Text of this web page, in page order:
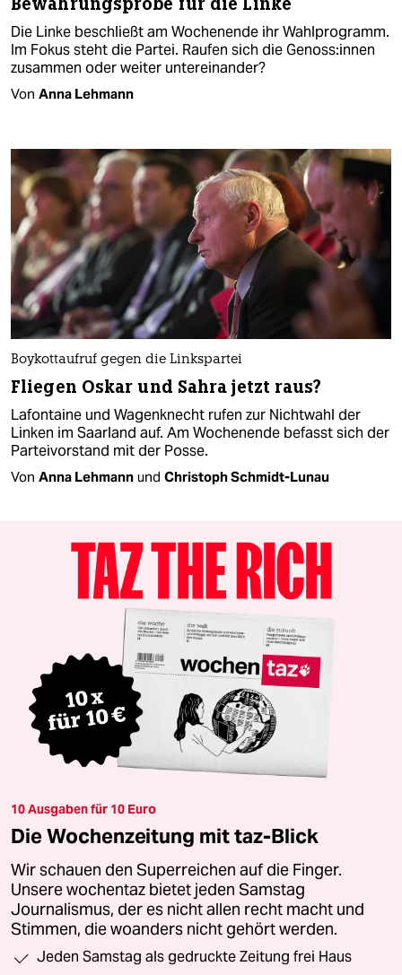
Die Linke beschließt am Wochenende ihr Wahlprogramm.
Im Fokus steht die Partei. Raufen sich die Ge­nos­s:in­nen
zusammen oder weiter untereinander?
Von Anna Lehmann
Boykottaufruf gegen die Linkspartei
Fliegen Oskar und Sahra jetzt raus?
Lafontaine und Wagenknecht rufen zur Nichtwahl der
Linken im Saarland auf. Am Wochenende befasst sich der
Parteivorstand mit der Posse.
Von Anna Lehmann und Christoph Schmidt-Lunau
10 Ausgaben für 10 Euro
Die Wochenzeitung mit taz-Blick
Wir schauen den Superreichen auf die Finger.
Unsere wochentaz bietet jeden Samstag
Journalismus, der es nicht allen recht macht und
Stimmen, die woanders nicht gehört werden.
Jeden Samstag als gedruckte Zeitung frei Haus